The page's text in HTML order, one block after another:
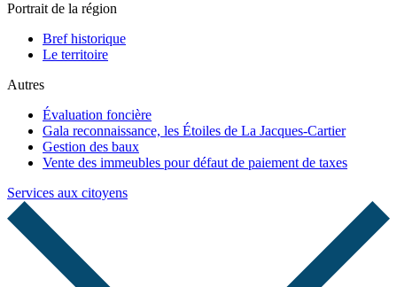
Portrait de la région
Bref historique
Le territoire
Autres
Évaluation foncière
Gala reconnaissance, les Étoiles de La Jacques-Cartier
Gestion des baux
Vente des immeubles pour défaut de paiement de taxes
Services aux citoyens